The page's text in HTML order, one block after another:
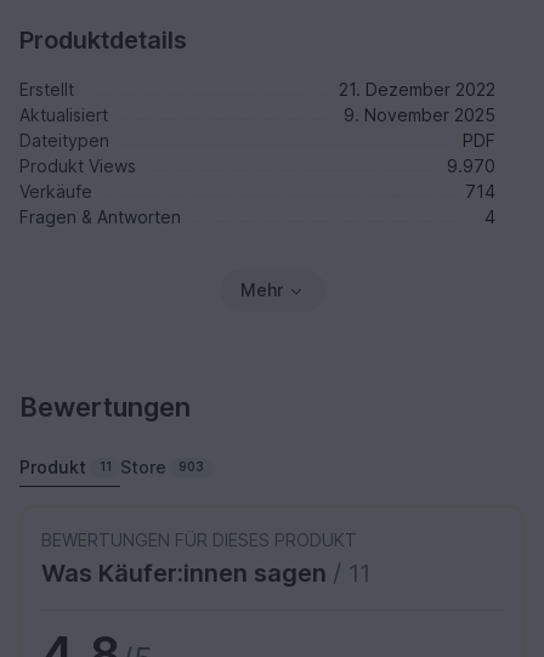
Produktdetails
Erstellt
21. Dezember 2022
Aktualisiert
9. November 2025
Dateitypen
PDF
Produkt Views
9.970
Verkäufe
714
Fragen & Antworten
4
Mehr
Bewertungen
Produkt 11 Store 903
BEWERTUNGEN FÜR DIESES PRODUKT
Was Käufer:innen sagen / 11